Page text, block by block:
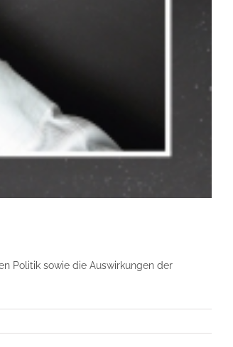
Politik sowie die Auswirkungen der